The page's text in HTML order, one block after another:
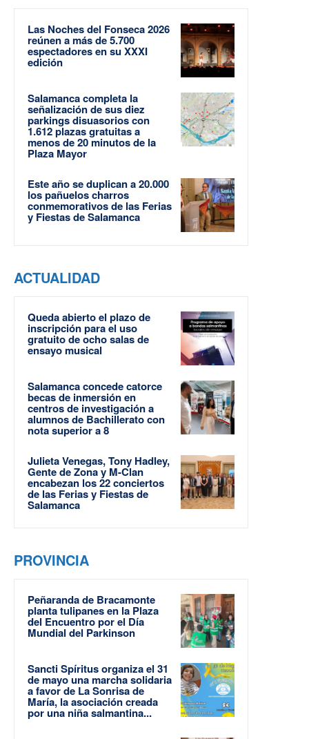
Las Noches del Fonseca 2026
reúnen a más de 5.700
espectadores en su XXXI
edición
Salamanca completa la
señalización de sus diez
parkings disuasorios con
1.612 plazas gratuitas a
menos de 20 minutos de la
Plaza Mayor
Este año se duplican a 20.000
los pañuelos charros
conmemorativos de las Ferias
y Fiestas de Salamanca
ACTUALIDAD
Queda abierto el plazo de
inscripción para el uso
gratuito de ocho salas de
ensayo musical
Salamanca concede catorce
becas de inmersión en
centros de investigación a
alumnos de Bachillerato con
nota superior a 8
Julieta Venegas, Tony Hadley,
Gente de Zona y M-Clan
encabezan los 22 conciertos
de las Ferias y Fiestas de
Salamanca
PROVINCIA
Peñaranda de Bracamonte
planta tulipanes en la Plaza
del Encuentro por el Día
Mundial del Parkinson
Sancti Spíritus organiza el 31
de mayo una marcha solidaria
a favor de La Sonrisa de
María, la asociación creada
por una niña salmantina...